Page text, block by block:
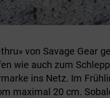
von Savage Gear
wie auch zum
ins Netz. Im
maximal 20 cm.